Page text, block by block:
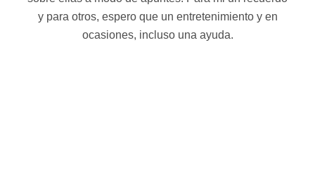
y para otros, espero que un entretenimiento y en
ocasiones, incluso una ayuda.